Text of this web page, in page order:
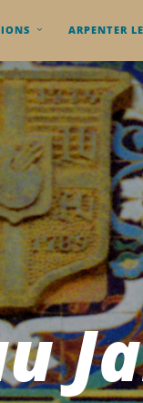
ARPENTER